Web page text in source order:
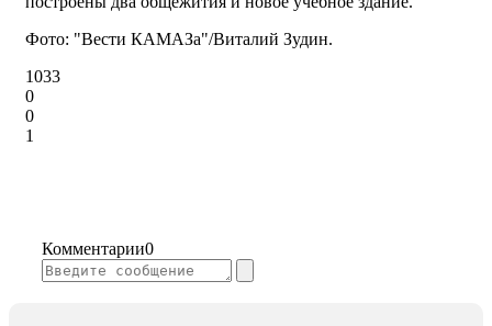
Фото: "Вести КАМАЗа"/Виталий Зудин.
1033
0
0
1
Комментарии0